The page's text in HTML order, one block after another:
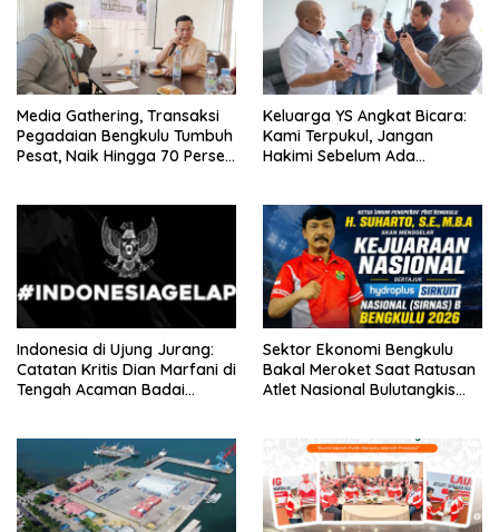
Media Gathering, Transaksi
Pegadaian Bengkulu Tumbuh
Pesat, Naik Hingga 70 Persen
Keluarga YS Angkat Bicara:
Kami Terpukul, Jangan
Hakimi Sebelum Ada
Indonesia di Ujung Jurang:
Catatan Kritis Dian Marfani di
Tengah Acaman Badai
Sektor Ekonomi Bengkulu
Bakal Meroket Saat Ratusan
Atlet Nasional Bulutangkis